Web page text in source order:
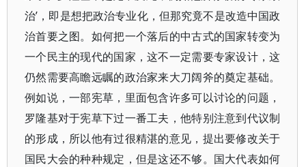
治’，即是想把政治专业化，但那究竟不是改造中国政
治首要之图。如何把一个落后的中古式的国家转变为
一个民主的现代的国家，这不一定需要专家设计，这
仍然需要高瞻远瞩的政治家来大刀阔斧的奠定基础。
例如说，一部宪草，里面包含许多可以讨论的问题，
罗隆基对于宪草下过一番工夫，他特别注意到代议制
的形成，所以他有过很精湛的意见，提出要修改关于
国民大会的种种规定，但是这还不够。国大代表如何